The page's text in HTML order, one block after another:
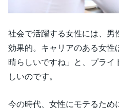
社会で活躍する女性には、男
効果的。キャリアのある女性
晴らしいですね」と、プライ
しいのです。
今の時代、女性にモテるため